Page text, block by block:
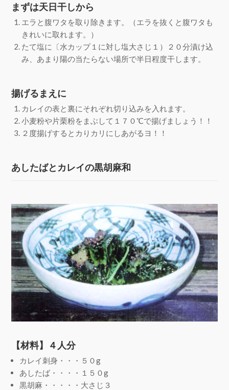
まずは天日干しから
エラと腹ワタを取り除きます。（エラを抜くと腹ワタも
きれいに取れます。）
たて塩に〔水カップ１に対し塩大さじ１）２０分漬け込
み、あまり陽の当たらない場所で半日程度干します。
揚げるまえに
カレイの表と裏にそれぞれ切り込みを入れます。
小麦粉や片栗粉をまぶして１７０℃で揚げましょう！！
２度揚げするとカりカリにしあがるヨ！！
あしたばとカレイの黒胡麻和
【材料】４人分
カレイ刺身・・・５０g
あしたば・・・・１５０g
黒胡麻・・・・・大さじ３